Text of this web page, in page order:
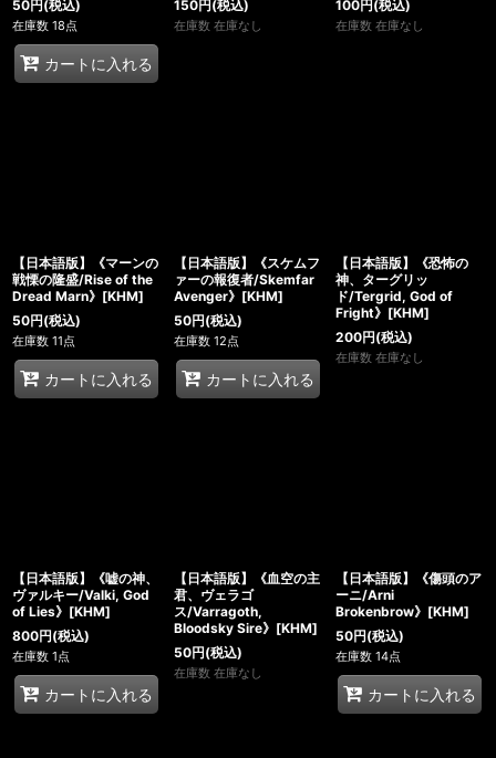
50円 (税込)
在庫数 18点
カートに入れる
150円 (税込)
在庫数 在庫なし
100円 (税込)
在庫数 在庫なし
【日本語版】《マーンの
戦慄の隆盛/Rise of the
Dread Marn》[KHM]
50円(税込)
在庫数 11点
カートに入れる
【日本語版】《スケムフ
ァーの報復者/Skemfar
Avenger》[KHM]
50円(税込)
在庫数 12点
カートに入れる
【日本語版】《恐怖の
神、ターグリッ
ド/Tergrid, God of
Fright》[KHM]
200円(税込)
在庫数 在庫なし
【日本語版】《嘘の神、
ヴァルキー/Valki, God
of Lies》[KHM]
800円(税込)
在庫数 1点
カートに入れる
【日本語版】《血空の主
君、ヴェラゴ
ス/Varragoth,
Bloodsky Sire》[KHM]
50円(税込)
在庫数 在庫なし
【日本語版】《傷頭のア
ーニ/Arni
Brokenbrow》[KHM]
50円(税込)
在庫数 14点
カートに入れる